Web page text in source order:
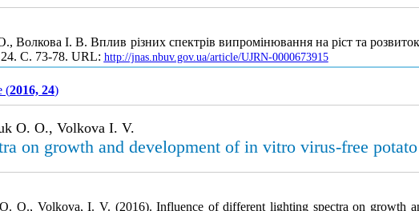
І. В. Вплив різних спектрів випромінювання на ріст та розвиток
С. 73-78. URL: http://jnas.nbuv.gov.ua/article/UJRN-0000673915
(2016, 24)
O. O., Volkova I. V.
on growth and development of in vitro virus-free
O., Volkova, I. V. (2016). Influence of different lighting spectra on growth